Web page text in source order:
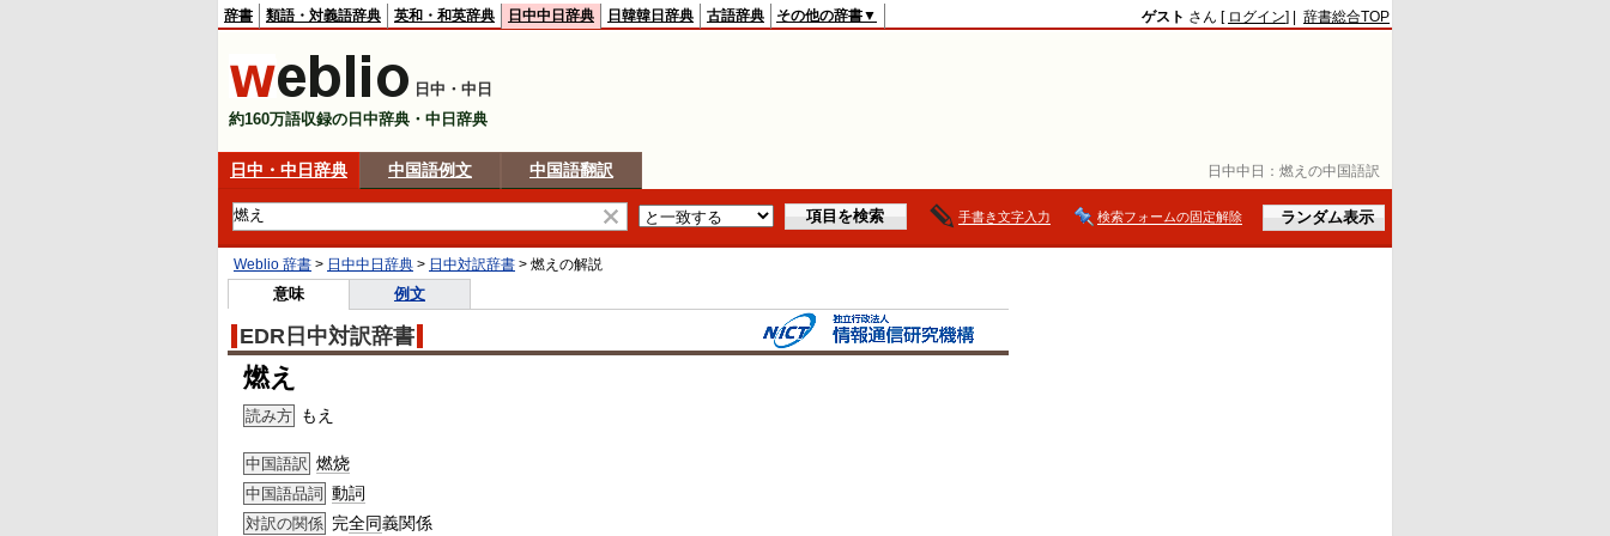
日中中日： 燃えの中国語訳
辞書 類語・対義語辞典 英和・和英辞典 日中中日辞典 日韓韓日辞典 古語辞典 その他の辞書▼ ゲスト さん [ ログイン] | 辞書総合TOP
日中・中日
約160万語収録の日中辞典・中日辞典
日中・中日辞典 中国語例文 中国語翻訳
手書き文字入力 検索フォームの固定解除
Weblio 辞書 > 日中中日辞典 > 日中対訳辞書 > 燃え の解説
意味 例文
EDR日中対訳辞書
燃え
読み方 もえ
中国語訳 燃烧
中国語品詞 動詞
対訳の関係 完全同義関係